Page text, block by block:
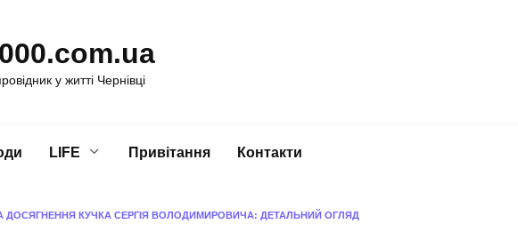
у житті Чернівці
LIFE Привітання Контакти
ДОСЯГНЕННЯ КУЧКА СЕРГІЯ ВОЛОДИМИРОВИЧА: ДЕТАЛЬНИЙ ОГЛЯД